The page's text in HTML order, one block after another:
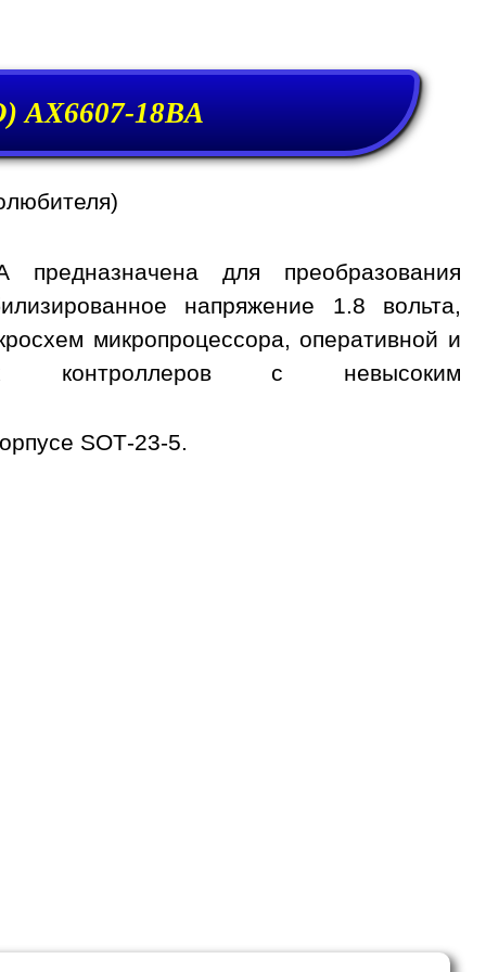
AX6607-18BA
предназначена для преобразования
напряжение 1.8 вольта,
микропроцессора, оперативной и
контроллеров с невысоким
SOT-23-5.